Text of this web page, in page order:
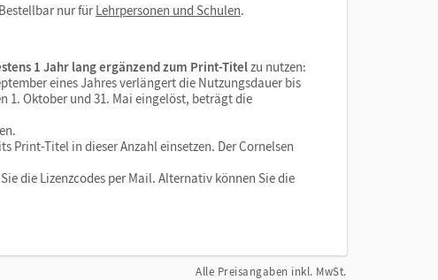
Bestellbar nur fürLehrpersonen und Schulen.
1 Jahr lang ergänzend zum Print-Titelzu nutzen:
eines Jahres verlängert die Nutzungsdauer bis
1. Oktober und 31. Mai eingelöst, beträgt die
Print-Titel in dieser Anzahl einsetzen. Der Cornelsen
die Lizenzcodes per Mail. Alternativ können Sie die
Alle Preisangaben inkl. MwSt.